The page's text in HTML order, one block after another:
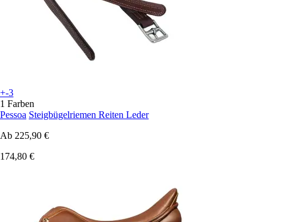
+-3
1 Farben
Pessoa Steigbügelriemen Reiten Leder
Ab 225,90 €
174,80 €